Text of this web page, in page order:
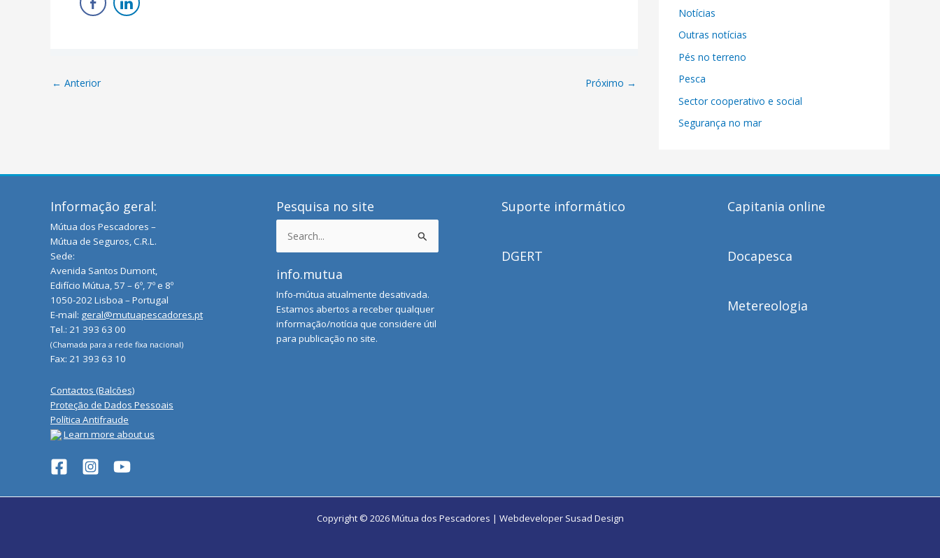
← Anterior Próximo →
Notícias
Outras notícias
Pés no terreno
Pesca
Sector cooperativo e social
Segurança no mar
Informação geral:
Mútua dos Pescadores –
Mútua de Seguros, C.R.L.
Sede:
Avenida Santos Dumont,
Edifício Mútua, 57 – 6º, 7º e 8º
1050-202 Lisboa – Portugal
E-mail: geral@mutuapescadores.pt
Tel.: 21 393 63 00
(Chamada para a rede fixa nacional)
Fax: 21 393 63 10
Contactos (Balcões)
Proteção de Dados Pessoais
Política Antifraude
Learn more about us
Pesquisa no site
Search
for:
info.mutua
Info-mútua atualmente desativada.
Estamos abertos a receber qualquer
informação/notícia que considere útil
para publicação no site.
Suporte informático
DGERT
Capitania online
Docapesca
Metereologia
Copyright © 2026 Mútua dos Pescadores | Webdeveloper Susad Design